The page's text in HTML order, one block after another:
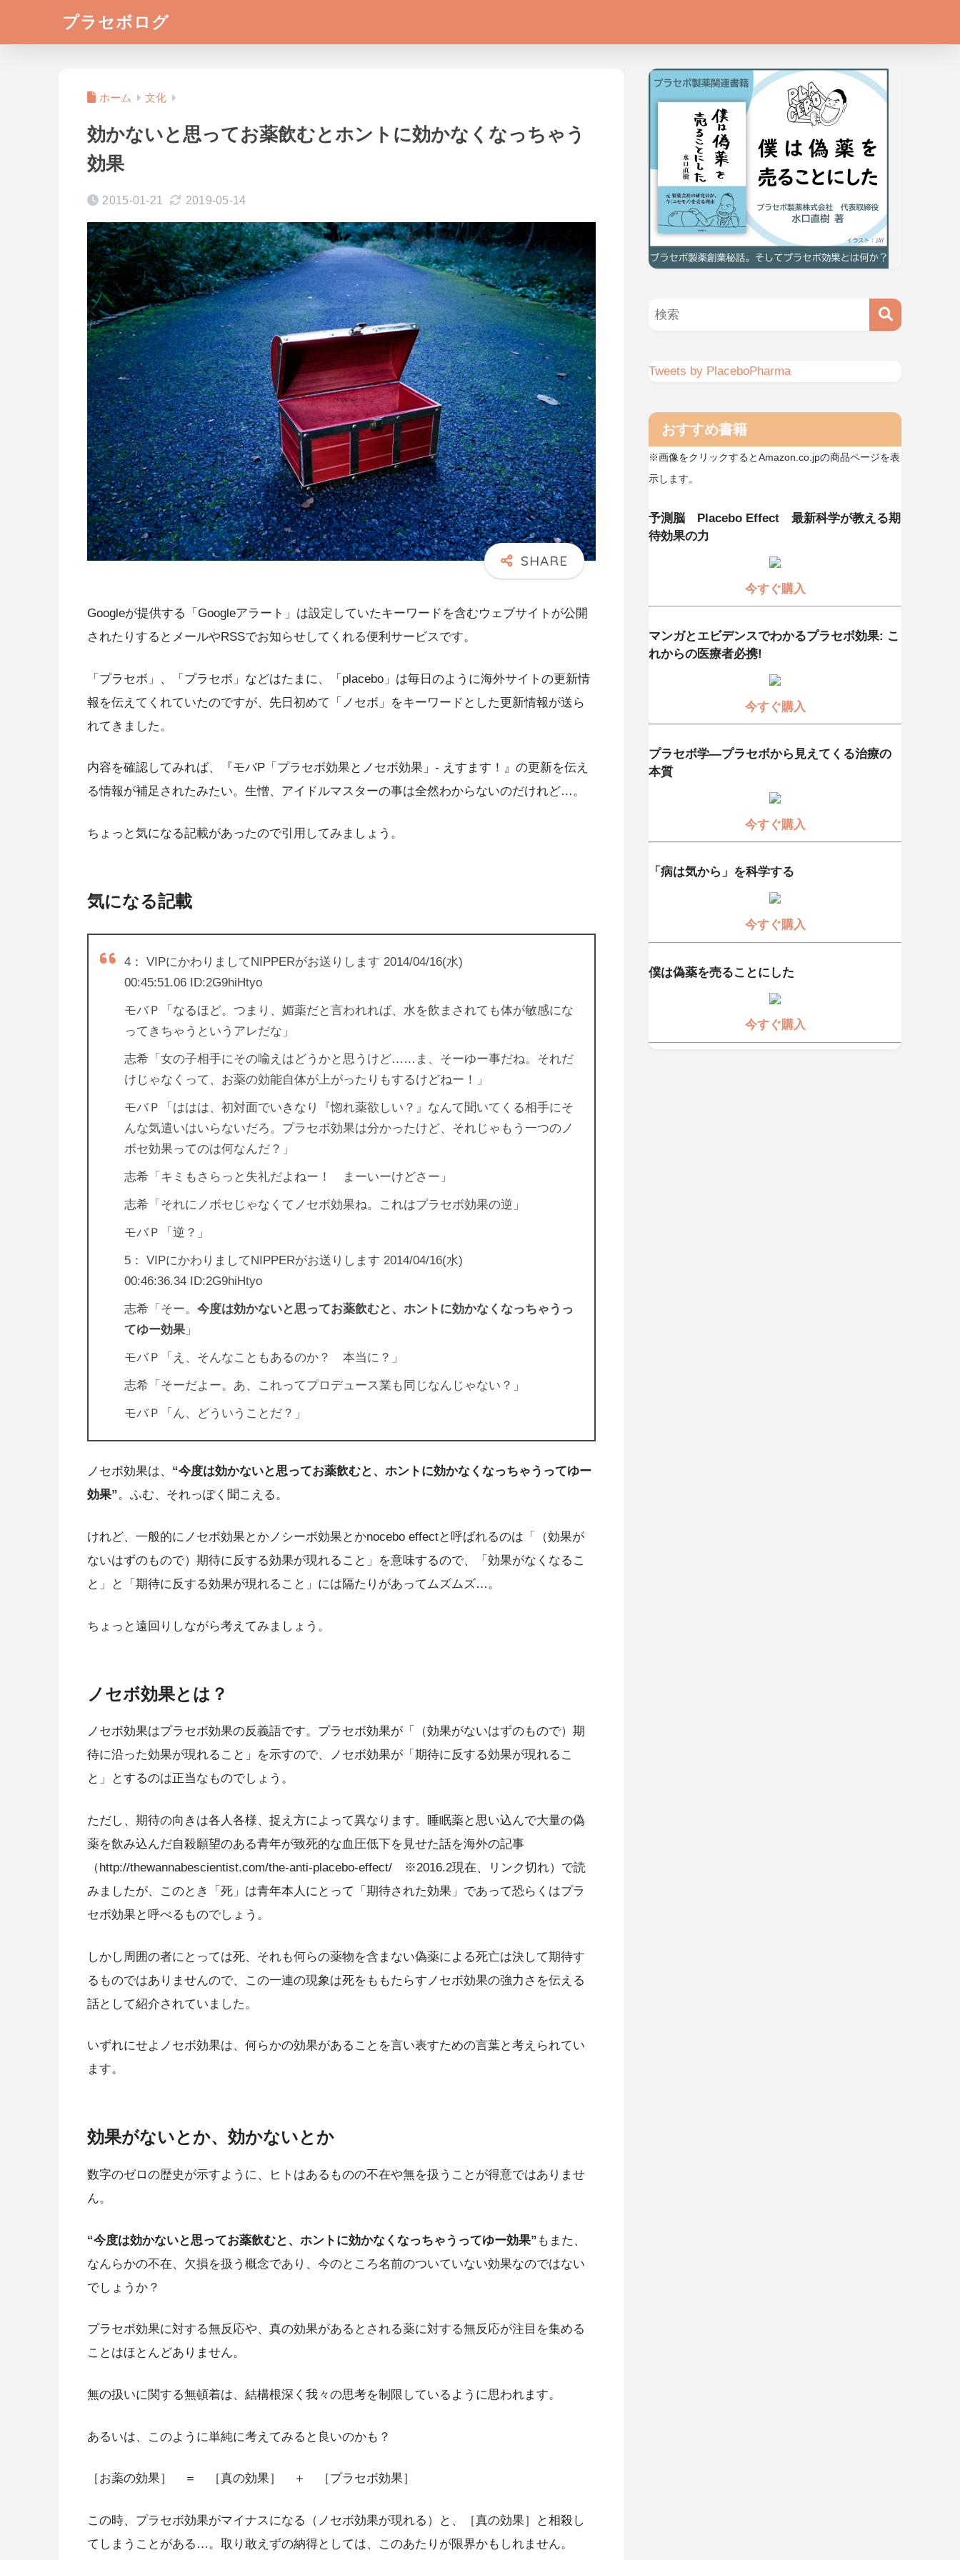
プラセボログ
ホーム 文化
効かないと思ってお薬飲むとホントに効かなくなっちゃう
効果
2015-01-21 2019-05-14
Googleが提供する「Googleアラート」は設定していたキーワードを含むウェブサイトが公開
されたりするとメールやRSSでお知らせしてくれる便利サービスです。
「プラセボ」、「プラセボ」などはたまに、「placebo」は毎日のように海外サイトの更新情
報を伝えてくれていたのですが、先日初めて「ノセボ」をキーワードとした更新情報が送ら
れてきました。
内容を確認してみれば、『モバP「プラセボ効果とノセボ効果」- えすます！』の更新を伝え
る情報が補足されたみたい。生憎、アイドルマスターの事は全然わからないのだけれど…。
ちょっと気になる記載があったので引用してみましょう。
気になる記載
4： VIPにかわりましてNIPPERがお送りします 2014/04/16(水)
00:45:51.06 ID:2G9hiHtyo
モバＰ「なるほど。つまり、媚薬だと言われれば、水を飲まされても体が敏感にな
ってきちゃうというアレだな」
志希「女の子相手にその喩えはどうかと思うけど……ま、そーゆー事だね。それだ
けじゃなくって、お薬の効能自体が上がったりもするけどねー！」
モバＰ「ははは、初対面でいきなり『惚れ薬欲しい？』なんて聞いてくる相手にそ
んな気遣いはいらないだろ。プラセボ効果は分かったけど、それじゃもう一つのノ
ボセ効果ってのは何なんだ？」
志希「キミもさらっと失礼だよねー！ まーいーけどさー」
志希「それにノボセじゃなくてノセボ効果ね。これはプラセボ効果の逆」
モバＰ「逆？」
5： VIPにかわりましてNIPPERがお送りします 2014/04/16(水)
00:46:36.34 ID:2G9hiHtyo
志希「そー。 今度は効かないと思ってお薬飲むと、ホントに効かなくなっちゃうっ
てゆー効果 」
モバＰ「え、そんなこともあるのか？ 本当に？」
志希「そーだよー。あ、これってプロデュース業も同じなんじゃない？」
モバＰ「ん、どういうことだ？」
ノセボ効果は、 “今度は効かないと思ってお薬飲むと、ホントに効かなくなっちゃうってゆー
効果”。ふむ、それっぽく聞こえる。
けれど、一般的にノセボ効果とかノシーボ効果とかnocebo effectと呼ばれるのは「（効果が
ないはずのもので）期待に反する効果が現れること」を意味するので、「効果がなくなるこ
と」と「期待に反する効果が現れること」には隔たりがあってムズムズ…。
ちょっと遠回りしながら考えてみましょう。
ノセボ効果とは？
ノセボ効果はプラセボ効果の反義語です。プラセボ効果が「（効果がないはずのもので）期
待に沿った効果が現れること」を示すので、ノセボ効果が「期待に反する効果が現れるこ
と」とするのは正当なものでしょう。
ただし、期待の向きは各人各様、捉え方によって異なります。睡眠薬と思い込んで大量の偽
薬を飲み込んだ自殺願望のある青年が致死的な血圧低下を見せた話を海外の記事
（http://thewannabescientist.com/the-anti-placebo-effect/ ※2016.2現在、リンク切れ）で読
みましたが、このとき「死」は青年本人にとって「期待された効果」であって恐らくはプラ
セボ効果と呼べるものでしょう。
しかし周囲の者にとっては死、それも何らの薬物を含まない偽薬による死亡は決して期待す
るものではありませんので、この一連の現象は死をももたらすノセボ効果の強力さを伝える
話として紹介されていました。
いずれにせよノセボ効果は、何らかの効果があることを言い表すための言葉と考えられてい
ます。
効果がないとか、効かないとか
数字のゼロの歴史が示すように、ヒトはあるものの不在や無を扱うことが得意ではありませ
ん。
“今度は効かないと思ってお薬飲むと、ホントに効かなくなっちゃうってゆー効果” もまた、
なんらかの不在、欠損を扱う概念であり、今のところ名前のついていない効果なのではない
でしょうか？
プラセボ効果に対する無反応や、真の効果があるとされる薬に対する無反応が注目を集める
ことはほとんどありません。
無の扱いに関する無頓着は、結構根深く我々の思考を制限しているように思われます。
あるいは、このように単純に考えてみると良いのかも？
［お薬の効果］ ＝ ［真の効果］ ＋ ［プラセボ効果］
この時、プラセボ効果がマイナスになる（ノセボ効果が現れる）と、［真の効果］と相殺し
てしまうことがある…。取り敢えずの納得としては、このあたりが限界かもしれません。
Tweets by PlaceboPharma
おすすめ書籍
※画像をクリックするとAmazon.co.jpの商品ページを表
示します。
予測脳 Placebo Effect 最新科学が教える期
待効果の力
今すぐ購入
マンガとエビデンスでわかるプラセボ効果: こ
れからの医療者必携!
今すぐ購入
プラセボ学―プラセボから見えてくる治療の
本質
今すぐ購入
「病は気から」を科学する
今すぐ購入
僕は偽薬を売ることにした
今すぐ購入